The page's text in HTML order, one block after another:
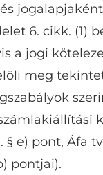
6. cikk. (1)
a jogi
meg
e) pont, Áfa
pontjai).